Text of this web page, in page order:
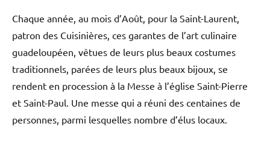
Chaque année, au mois d’Août, pour la Saint-Laurent,
patron des Cuisinières, ces garantes de l’art culinaire
guadeloupéen, vêtues de leurs plus beaux costumes
traditionnels, parées de leurs plus beaux bijoux, se
rendent en procession à la Messe à l’église Saint-Pierre
et Saint-Paul. Une messe qui a réuni des centaines de
personnes, parmi lesquelles nombre d’élus locaux.